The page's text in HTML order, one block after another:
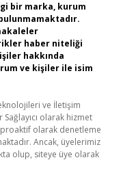
bir marka, kurum
haber niteliği
hakkında
ve kişiler ile isim
ve İletişim
olarak hizmet
olarak denetleme
Ancak, üyelerimiz
olup, siteye üye olarak